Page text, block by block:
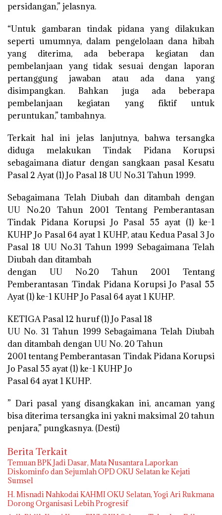
persidangan,” jelasnya.
“Untuk gambaran tindak pidana yang dilakukan
seperti umumnya, dalam pengelolaan dana hibah
yang diterima, ada beberapa kegiatan dan
pembelanjaan yang tidak sesuai dengan laporan
pertanggung jawaban atau ada dana yang
disimpangkan. Bahkan juga ada beberapa
pembelanjaan kegiatan yang fiktif untuk
peruntukan,” tambahnya.
Terkait hal ini jelas lanjutnya, bahwa tersangka
diduga melakukan Tindak Pidana Korupsi
sebagaimana diatur dengan sangkaan pasal Kesatu
Pasal 2 Ayat (1) Jo Pasal 18 UU No.31 Tahun 1999.
Sebagaimana Telah Diubah dan ditambah dengan
UU No.20 Tahun 2001 Tentang Pemberantasan
Tindak Pidana Korupsi Jo Pasal 55 ayat (1) ke-1
KUHP Jo Pasal 64 ayat 1 KUHP, atau Kedua Pasal 3 Jo
Pasal 18 UU No.31 Tahun 1999 Sebagaimana Telah
Diubah dan ditambah
dengan UU No.20 Tahun 2001 Tentang
Pemberantasan Tindak Pidana Korupsi Jo Pasal 55
Ayat (1) ke-1 KUHP Jo Pasal 64 ayat 1 KUHP.
KETIGA Pasal 12 huruf (1) Jo Pasal 18
UU No. 31 Tahun 1999 Sebagaimana Telah Diubah
dan ditambah dengan UU No. 20 Tahun
2001 tentang Pemberantasan Tindak Pidana Korupsi
Jo Pasal 55 ayat (1) ke-1 KUHP Jo
Pasal 64 ayat 1 KUHP.
” Dari pasal yang disangkakan ini, ancaman yang
bisa diterima tersangka ini yakni maksimal 20 tahun
penjara,” pungkasnya. (Desti)
Berita Terkait
Temuan BPK Jadi Dasar, Mata Nusantara Laporkan
Diskominfo dan Sejumlah OPD OKU Selatan ke Kejati
Sumsel
H. Misnadi Nahkodai KAHMI OKU Selatan, Yogi Ari Rukmana
Dorong Organisasi Lebih Progresif